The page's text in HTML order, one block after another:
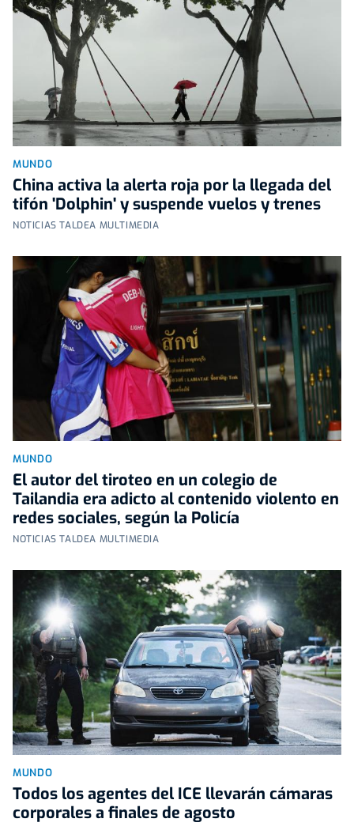
MUNDO
China activa la alerta roja por la llegada del
tifón 'Dolphin' y suspende vuelos y trenes
NOTICIAS TALDEA MULTIMEDIA
MUNDO
El autor del tiroteo en un colegio de
Tailandia era adicto al contenido violento en
redes sociales, según la Policía
NOTICIAS TALDEA MULTIMEDIA
MUNDO
Todos los agentes del ICE llevarán cámaras
corporales a finales de agosto